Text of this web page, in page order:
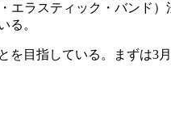
エラスティック・バンド）
る。
目指している。まずは3